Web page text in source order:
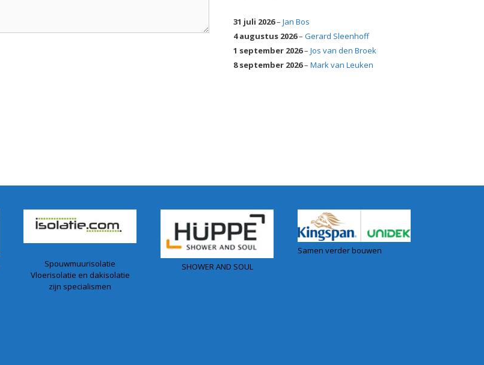
31 juli 2026– Jan Bos
4 augustus 2026– Gerard Sleenhoff
1 september 2026– Jos van den Broek
8 september 2026– Mark van Leuken
Spouwmuurisolatie
Vloerisolatie en dakisolatie
zijn specialismen
SHOWER AND SOUL
Samen verder bouwen